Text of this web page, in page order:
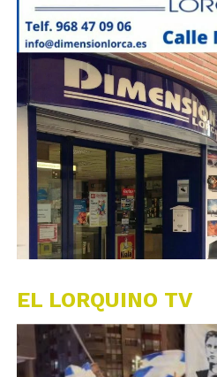
EL LORQUINO TV